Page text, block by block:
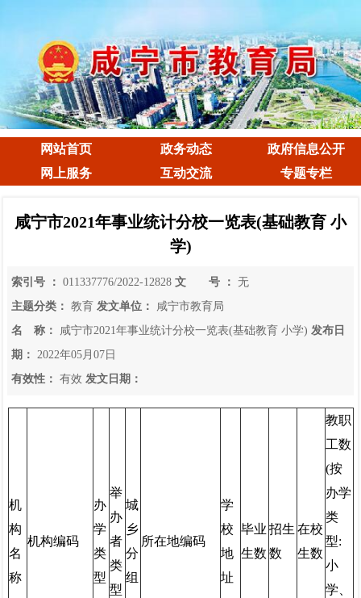
网站首页 政务动态
政府信息公开
网上服务
互动交流 专题专栏
咸宁市2021年事业统计分校一览表(基础教育 小
学)
索引号 ： 011337776/2022-12828 文 号 ：
无
主题分类：
教育 发文单位：
咸宁市教育局
名 称：
咸宁市2021年事业统计分校一览表(基础教育 小学) 发布日
期：
2022年05月07日
有效性：
有效 发文日期：
机
构
名
称
机构编码
办
学
类
型
举
办
者
类
型
城
乡
分
组
所在地编码
学
校
地
址
毕业
生数
招生
数
在校
生数
教职
工数
(按
办学
类
型:
小
学、